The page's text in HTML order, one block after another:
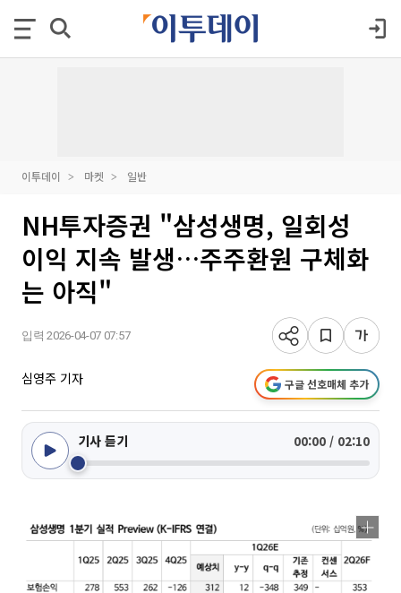
이투데이 마켓 일반
NH투자증권 "삼성생명, 일회성
이익 지속 발생…주주환원 구체화
는 아직"
입력 2026-04-07 07:57
심영주 기자 구글 선호매체 추가
기사 듣기 00:00 / 02:10